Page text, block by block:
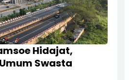
Hidajat,
Swasta